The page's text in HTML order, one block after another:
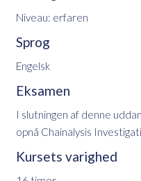
Niveau: erfaren
Sprog
Engelsk
Eksamen
I slutningen af denne
opnå Chainalysis
Kursets varighed